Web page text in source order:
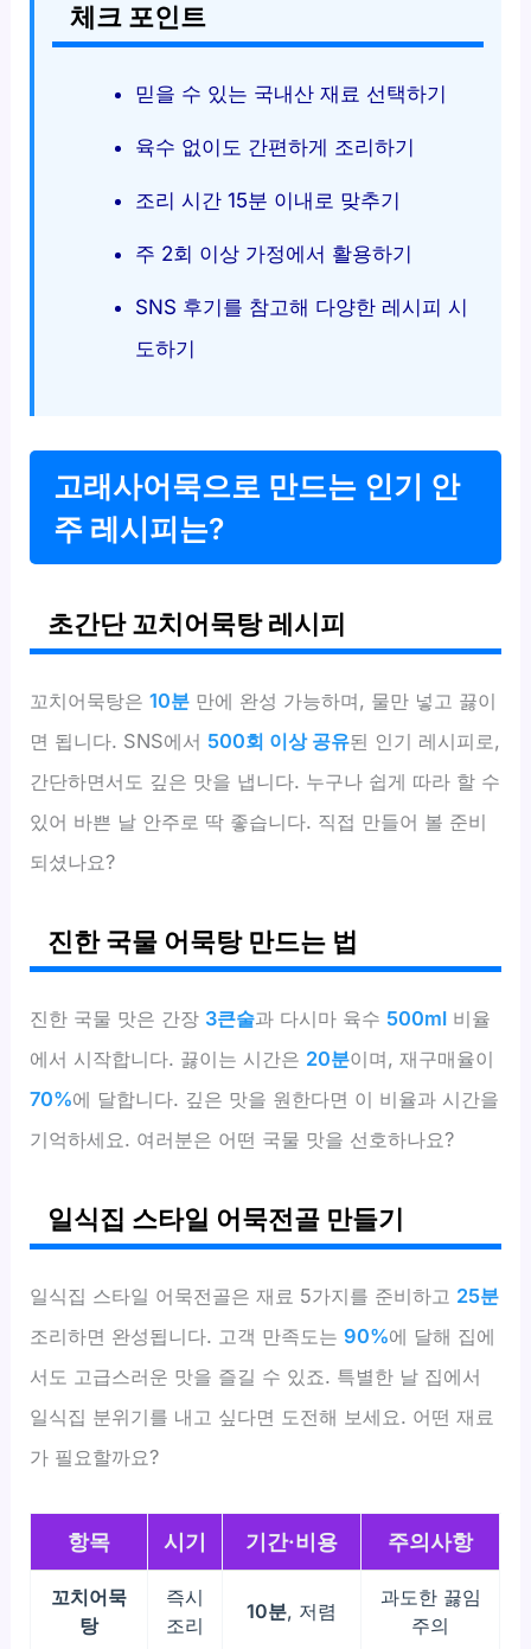
체크 포인트
믿을 수 있는 국내산 재료 선택하기
육수 없이도 간편하게 조리하기
조리 시간 15분 이내로 맞추기
주 2회 이상 가정에서 활용하기
SNS 후기를 참고해 다양한 레시피 시
도하기
고래사어묵으로 만드는 인기 안
주 레시피는?
초간단 꼬치어묵탕 레시피
꼬치어묵탕은10분 만에 완성 가능하며, 물만 넣고 끓이
면 됩니다. SNS에서 500회 이상 공유된 인기 레시피로,
간단하면서도 깊은 맛을 냅니다. 누구나 쉽게 따라 할 수
있어 바쁜 날 안주로 딱 좋습니다. 직접 만들어 볼 준비
되셨나요?
진한 국물 어묵탕 만드는 법
진한 국물 맛은 간장 3큰술과 다시마 육수 500ml 비율
에서 시작합니다. 끓이는 시간은 20분이며, 재구매율이
70%에 달합니다. 깊은 맛을 원한다면 이 비율과 시간을
기억하세요. 여러분은 어떤 국물 맛을 선호하나요?
일식집 스타일 어묵전골 만들기
일식집 스타일 어묵전골은 재료 5가지를 준비하고 25분
조리하면 완성됩니다. 고객 만족도는90%에 달해 집에
서도 고급스러운 맛을 즐길 수 있죠. 특별한 날 집에서
일식집 분위기를 내고 싶다면 도전해 보세요. 어떤 재료
가 필요할까요?
항목 시기 기간·비용 주의사항
꼬치어묵
탕
즉시
조리
10분, 저렴
과도한 끓임
주의